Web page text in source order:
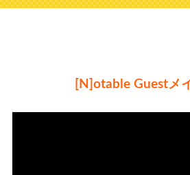
[N]otable Guestメ